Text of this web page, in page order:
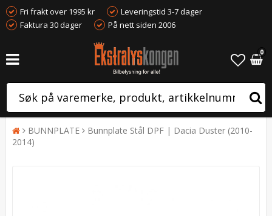
Fri frakt over 1995 kr
Leveringstid 3-7 dager
Faktura 30 dager
På nett siden 2006
0
BUNNPLATE
Bunnplate Stål DPF | Dacia Duster (2010-
2014)